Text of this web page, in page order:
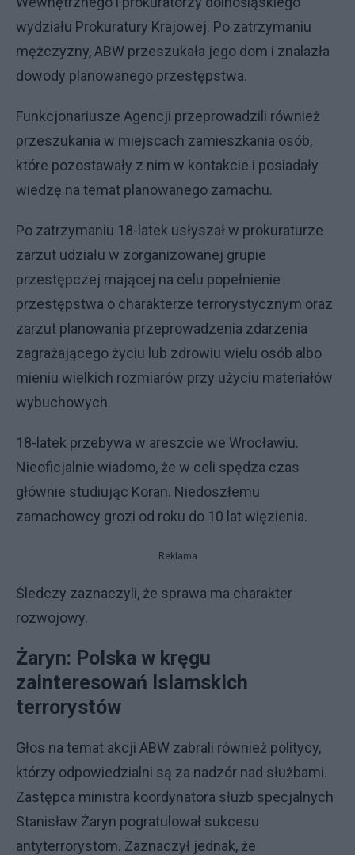
wydziału Prokuratury Krajowej. Po zatrzymaniu
mężczyzny, ABW przeszukała jego dom i znalazła
dowody planowanego przestępstwa.
Funkcjonariusze Agencji przeprowadzili również
przeszukania w miejscach zamieszkania osób,
które pozostawały z nim w kontakcie i posiadały
wiedzę na temat planowanego zamachu.
Po zatrzymaniu 18-latek usłyszał w prokuraturze
zarzut udziału w zorganizowanej grupie
przestępczej mającej na celu popełnienie
przestępstwa o charakterze terrorystycznym oraz
zarzut planowania przeprowadzenia zdarzenia
zagrażającego życiu lub zdrowiu wielu osób albo
mieniu wielkich rozmiarów przy użyciu materiałów
wybuchowych.
18-latek przebywa w areszcie we Wrocławiu.
Nieoficjalnie wiadomo, że w celi spędza czas
głównie studiując Koran. Niedoszłemu
zamachowcy grozi od roku do 10 lat więzienia.
Reklama
Śledczy zaznaczyli, że sprawa ma charakter
rozwojowy.
Żaryn: Polska w kręgu
zainteresowań Islamskich
terrorystów
Głos na temat akcji ABW zabrali również politycy,
którzy odpowiedzialni są za nadzór nad służbami.
Zastępca ministra koordynatora służb specjalnych
Stanisław Żaryn pogratulował sukcesu
antyterrorystom. Zaznaczył jednak, że